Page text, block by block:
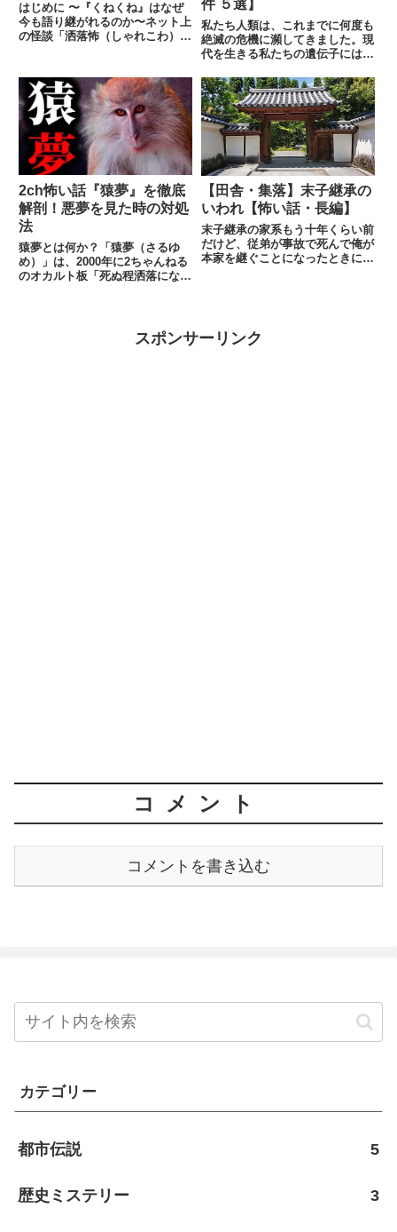
はじめに 〜『くねくね』はなぜ
今も語り継がれるのか〜ネット上
の怪談「洒落怖（しゃれこわ）」
り継がれていますが、その中でも
特別な地位を占める一作がありま
す。それが「くねくね」です。
投...
件 ５選】
私たち人類は、これまでに何度も
絶滅の危機に瀕してきました。現
代を生きる私たちの遺伝子には、
た"サバイバーの記憶"が刻まれて
いるのです。今回は、人類の存続
を脅かした5つの重大な危機をご
紹介します。トバ超噴火の大惨
事...
2ch怖い話『猿夢』を徹底
解剖！悪夢を見た時の対処
法
猿夢とは何か？「猿夢（さるゆ
め）」は、2000年に2ちゃんねる
のオカルト板「死ぬ程洒落になら
知られ、「猿夢」はその独特な恐
怖感と衝撃的なストーリーで多...
【田舎・集落】末子継承の
いわれ【怖い話・長編】
末子継承の家系もう十年くらい前
だけど、従弟が事故で死んで俺が
本家を継ぐことになったときに叔
父は次男、従弟の親父は三男。
末...
スポンサーリンク
コメント
コメントを書き込む
カテゴリー
都市伝説 5
歴史ミステリー 3